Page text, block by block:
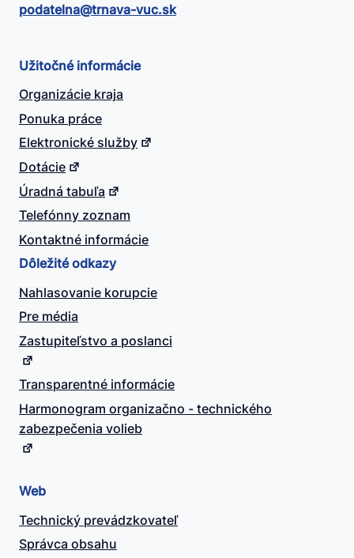
podatelna@​trnava-vuc.sk
Užitočné informácie
Organizácie kraja
Ponuka práce
Elektronické služby
Dotácie
Úradná tabuľa
Telefónny zoznam
Kontaktné informácie
Dôležité odkazy
Nahlasovanie korupcie
Pre média
Zastupiteľstvo a poslanci
Transparentné informácie
Harmonogram organizačno - technického
zabezpečenia volieb
Web
Technický prevádzkovateľ
Správca obsahu